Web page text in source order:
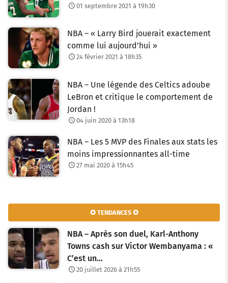
01 septembre 2021 à 19h30
NBA – « Larry Bird jouerait exactement
comme lui aujourd’hui »
24 février 2021 à 18h35
NBA – Une légende des Celtics adoube
LeBron et critique le comportement de
Jordan !
04 juin 2020 à 13h18
NBA – Les 5 MVP des Finales aux stats les
moins impressionnantes all-time
27 mai 2020 à 15h45
✪ TENDANCES ✪
NBA – Après son duel, Karl-Anthony
Towns cash sur Victor Wembanyama : «
C’est un…
20 juillet 2026 à 21h55